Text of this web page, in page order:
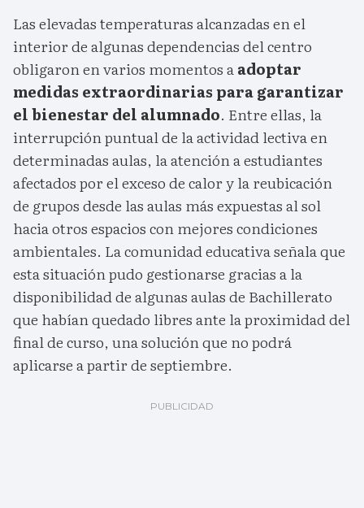
Las elevadas temperaturas alcanzadas en el
interior de algunas dependencias del centro
obligaron en varios momentos aadoptar
medidas extraordinarias para garantizar
el bienestar del alumnado. Entre ellas, la
interrupción puntual de la actividad lectiva en
determinadas aulas, la atención a estudiantes
afectados por el exceso de calor y la reubicación
de grupos desde las aulas más expuestas al sol
hacia otros espacios con mejores condiciones
ambientales. La comunidad educativa señala que
esta situación pudo gestionarse gracias a la
disponibilidad de algunas aulas de Bachillerato
que habían quedado libres ante la proximidad del
final de curso, una solución que no podrá
aplicarse a partir de septiembre.